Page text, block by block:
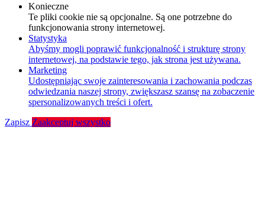
Konieczne
Te pliki cookie nie są opcjonalne. Są one potrzebne do
funkcjonowania strony internetowej.
Statystyka
Abyśmy mogli poprawić funkcjonalność i strukturę strony
internetowej, na podstawie tego, jak strona jest używana.
Marketing
Udostępniając swoje zainteresowania i zachowania podczas
odwiedzania naszej strony, zwiększasz szansę na zobaczenie
spersonalizowanych treści i ofert.
Zapisz Zaakceptuj wszystko